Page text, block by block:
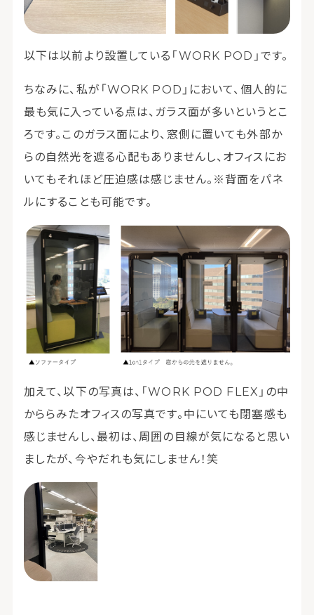
以下は以前より設置している「WORK POD」です。
ちなみに、私が「WORK POD」において、個人的に
最も気に入っている点は、ガラス面が多いというとこ
ろです。このガラス面により、窓側に置いても外部か
らの自然光を遮る心配もありませんし、オフィスにお
いてもそれほど圧迫感は感じません。※背面をパネ
ルにすることも可能です。
加えて、以下の写真は、「WORK POD FLEX」の中
かららみたオフィスの写真です。中にいても閉塞感も
感じませんし、最初は、周囲の目線が気になると思い
ましたが、今やだれも気にしません！笑